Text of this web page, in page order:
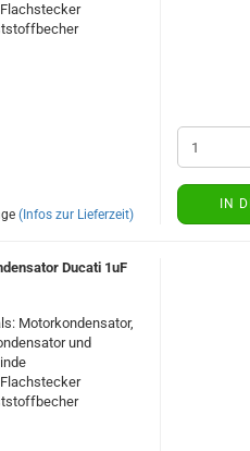
(Infos zur Lieferzeit)
IN
Ducati 1uF
Motorkondensator,
und